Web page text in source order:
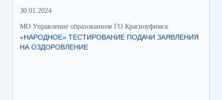
30.01.2024
МО Управление образованием ГО Красноуфимск
«НАРОДНОЕ» ТЕСТИРОВАНИЕ ПОДАЧИ ЗАЯВЛЕНИЯ
НА ОЗДОРОВЛЕНИЕ